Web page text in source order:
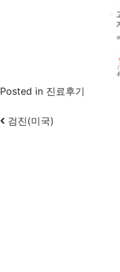
Posted in 진료후기
Post
검진(미국)